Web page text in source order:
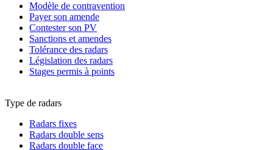
Modèle de contravention
Payer son amende
Contester son PV
Sanctions et amendes
Tolérance des radars
Législation des radars
Stages permis à points
Type de radars
Radars fixes
Radars double sens
Radars double face